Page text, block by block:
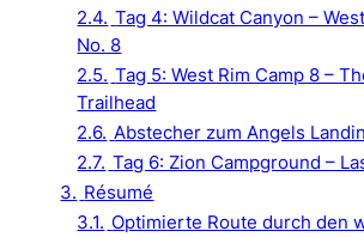
2.4. Tag 4: Wildcat Canyon –
No. 8
2.5. Tag 5: West Rim Camp 8 –
Trailhead
2.6. Abstecher zum Angels
2.7. Tag 6: Zion Campground –
3. Résumé
3.1. Optimierte Route durch den